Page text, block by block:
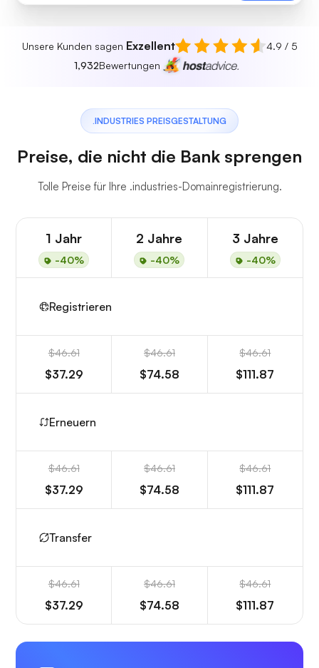
Unsere Kunden sagen Exzellent
4.9 / 5
1,932Bewertungen
.INDUSTRIES PREISGESTALTUNG
Preise, die nicht die Bank sprengen
Tolle Preise für Ihre .industries-Domainregistrierung.
1 Jahr
-40%
2 Jahre
-40%
3 Jahre
-40%
Registrieren
$46.61
$37.29
$46.61
$74.58
$46.61
$111.87
Erneuern
$46.61
$37.29
$46.61
$74.58
$46.61
$111.87
Transfer
$46.61
$37.29
$46.61
$74.58
$46.61
$111.87